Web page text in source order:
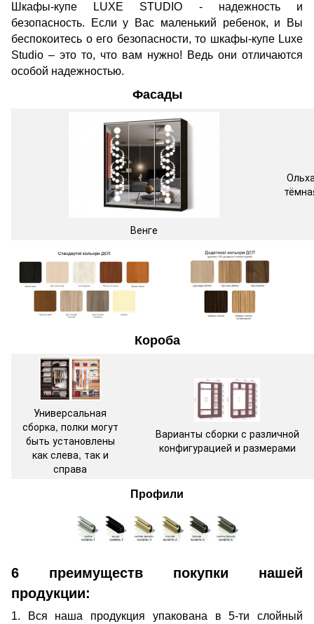
Шкафы-купе LUXE STUDIO - надежность и
безопасность. Если у Вас маленький ребенок, и Вы
беспокоитесь о его безопасности, то шкафы-купе Luxe
Studio – это то, что вам нужно! Ведь они отличаются
особой надежностью.
Фасады
Венге
Короба
Универсальная
сборка, полки могут
быть установлены
как слева, так и
справа
Варианты сборки с различной
конфигурацией и размерами
Профили
6 преимуществ покупки нашей
продукции:
1. Вся наша продукция упакована в 5-ти слойный